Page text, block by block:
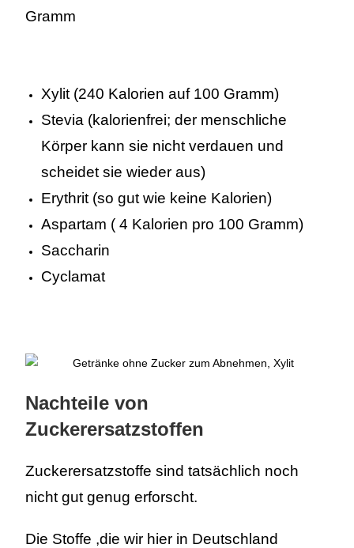
Gramm
Xylit (240 Kalorien auf 100 Gramm)
Stevia (kalorienfrei; der menschliche
Körper kann sie nicht verdauen und
scheidet sie wieder aus)
Erythrit (so gut wie keine Kalorien)
Aspartam ( 4 Kalorien pro 100 Gramm)
Saccharin
Cyclamat
Nachteile von
Zuckerersatzstoffen
Zuckerersatzstoffe sind tatsächlich noch
nicht gut genug erforscht.
Die Stoffe ,die wir hier in Deutschland